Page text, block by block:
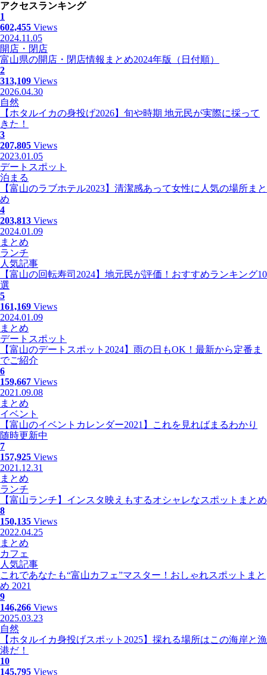
アクセスランキング
1
602,455 Views
2024.11.05
開店・閉店
富山県の開店・閉店情報まとめ2024年版（日付順）
2
313,109 Views
2026.04.30
自然
【ホタルイカの身投げ2026】旬や時期 地元民が実際に採って
きた！
3
207,805 Views
2023.01.05
デートスポット
泊まる
【富山のラブホテル2023】清潔感あって女性に人気の場所まと
め
4
203,813 Views
2024.01.09
まとめ
ランチ
人気記事
【富山の回転寿司2024】地元民が評価！おすすめランキング10
選
5
161,169 Views
2024.01.09
まとめ
デートスポット
【富山のデートスポット2024】雨の日もOK！最新から定番ま
でご紹介
6
159,667 Views
2021.09.08
まとめ
イベント
【富山のイベントカレンダー2021】これを見ればまるわかり
随時更新中
7
157,925 Views
2021.12.31
まとめ
ランチ
【富山ランチ】インスタ映えもするオシャレなスポットまとめ
8
150,135 Views
2022.04.25
まとめ
カフェ
人気記事
これであなたも“富山カフェ”マスター！おしゃれスポットまと
め 2021
9
146,266 Views
2025.03.23
自然
【ホタルイカ身投げスポット2025】採れる場所はこの海岸と漁
港だ！
10
145,795 Views